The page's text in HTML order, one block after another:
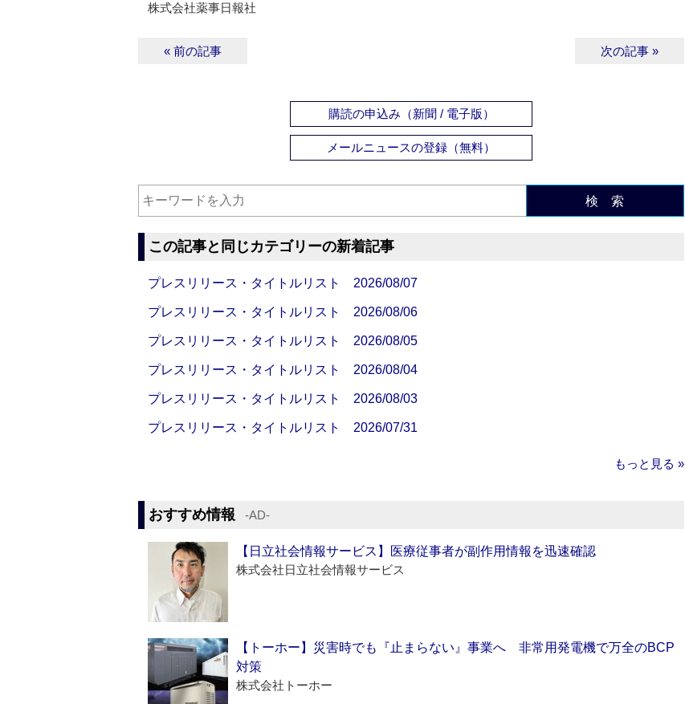
株式会社薬事日報社
« 前の記事 次の記事 »
購読の申込み（新聞 / 電子版）
メールニュースの登録（無料）
検 索
この記事と同じカテゴリーの新着記事
プレスリリース・タイトルリスト 2026/08/07
プレスリリース・タイトルリスト 2026/08/06
プレスリリース・タイトルリスト 2026/08/05
プレスリリース・タイトルリスト 2026/08/04
プレスリリース・タイトルリスト 2026/08/03
プレスリリース・タイトルリスト 2026/07/31
もっと見る »
おすすめ情報 ‐AD‐
【日立社会情報サービス】医療従事者が副作用情報を迅速確認
株式会社日立社会情報サービス
【トーホー】災害時でも『止まらない』事業へ 非常用発電機で万全のBCP
対策
株式会社トーホー